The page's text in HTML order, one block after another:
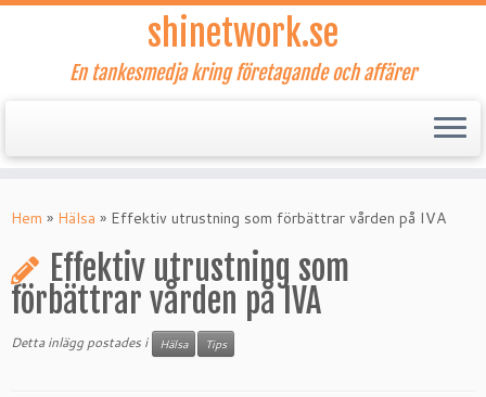
till
shinetwork.se
En tankesmedja kring företagande och affärer
Hem » Hälsa » Effektiv utrustning som förbättrar vården på IVA
Effektiv utrustning som
förbättrar vården på IVA
Detta inlägg postades i Hälsa Tips